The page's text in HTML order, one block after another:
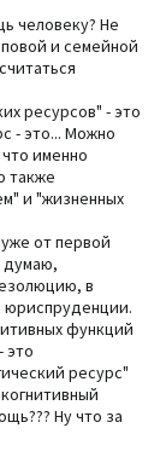
человеку? Не
и семейной
ресурсов" - это
- это... Можно
именно
также
и "жизненных
от первой
думаю,
в
юриспруденции.
функций
это
ресурс"
Ну что за